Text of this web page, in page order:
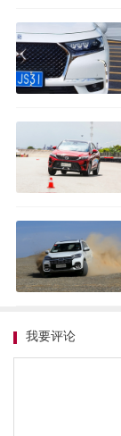
我要评论